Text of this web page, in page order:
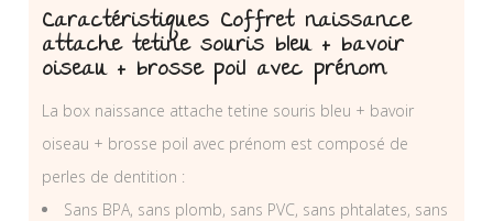
Caractéristiques Coffret naissance
attache tetine souris bleu + bavoir
oiseau + brosse poil avec prénom
La box naissance attache tetine souris bleu + bavoir
oiseau + brosse poil avec prénom est composé de
perles de dentition :
Sans BPA, sans plomb, sans PVC, sans phtalates, sans